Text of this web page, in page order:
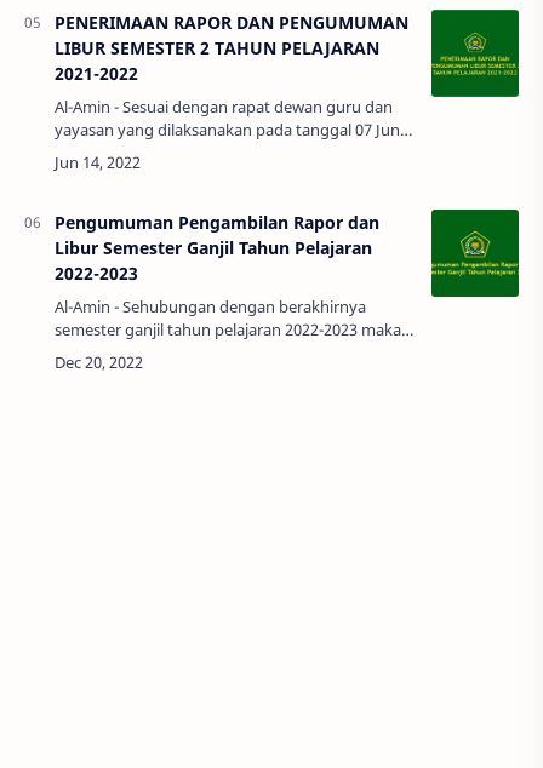
PENERIMAAN RAPOR DAN PENGUMUMAN
LIBUR SEMESTER 2 TAHUN PELAJARAN
2021-2022
Al-Amin - Sesuai dengan rapat dewan guru dan
yayasan yang dilaksanakan pada tanggal 07 Juni
2022, dengan ini kami informasikan tanggal
penerimaan rapor dan pengumuman …
Pengumuman Pengambilan Rapor dan
Libur Semester Ganjil Tahun Pelajaran
2022-2023
Al-Amin - Sehubungan dengan berakhirnya
semester ganjil tahun pelajaran 2022-2023 maka
dengan ini kami sampaikan kepada wali murid
atau orang tua peserta didik RA. MI …